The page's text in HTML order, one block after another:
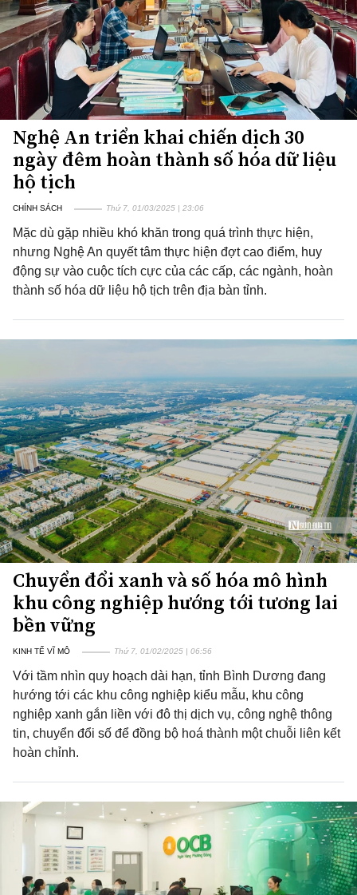
Nghệ An triển khai chiến dịch 30
ngày đêm hoàn thành số hóa dữ liệu
hộ tịch
CHÍNH SÁCH Thứ 7, 01/03/2025 | 23:06
Mặc dù gặp nhiều khó khăn trong quá trình thực hiện,
nhưng Nghệ An quyết tâm thực hiện đợt cao điểm, huy
động sự vào cuộc tích cực của các cấp, các ngành, hoàn
thành số hóa dữ liệu hộ tịch trên địa bàn tỉnh.
Chuyển đổi xanh và số hóa mô hình
khu công nghiệp hướng tới tương lai
bền vững
KINH TẾ VĨ MÔ Thứ 7, 01/02/2025 | 06:56
Với tầm nhìn quy hoạch dài hạn, tỉnh Bình Dương đang
hướng tới các khu công nghiệp kiểu mẫu, khu công
nghiệp xanh gắn liền với đô thị dịch vụ, công nghệ thông
tin, chuyển đổi số để đồng bộ hoá thành một chuỗi liên kết
hoàn chỉnh.